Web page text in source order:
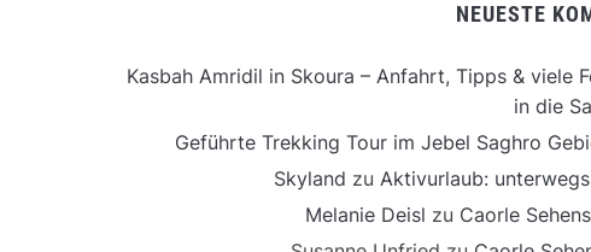
NEUESTE
Kasbah Amridil in Skoura – Anfahrt, Tipps & viele
in die
Geführte Trekking Tour im Jebel Saghro
Skyland zu Aktivurlaub:
Melanie Deisl zu Caorle